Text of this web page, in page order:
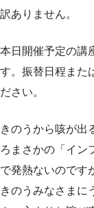
訳ありません。
本日開催予定の講
す。振替日程また
ださい。
きのうから咳が出
ろまさかの「イン
で発熱ないのです
きのうみなさまに